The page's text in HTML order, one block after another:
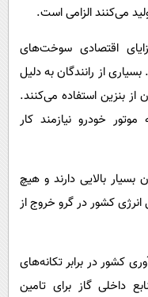
می‌کنند الزامی است.
اقتصادی سوخت‌های
از رانندگان به دلیل
بنزین استفاده می‌کنند.
خودرو نیازمند کار
بسیار بالایی دارند و هیچ
کشور در گرو خروج از
کشور در برابر تکانه‌های
داخلی گاز برای تامین